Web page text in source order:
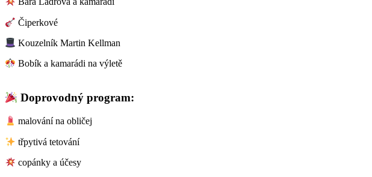
Čiperkové
Kouzelník Martin Kellman
Bobík a kamarádi na výletě
Doprovodný program:
malování na obličej
třpytivá tetování
copánky a účesy